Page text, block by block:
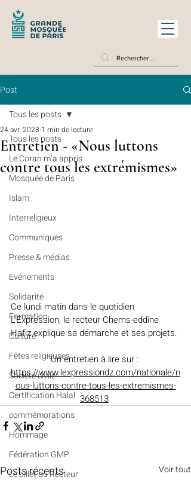
Post
Tous les posts
Le Coran m’a appris
Mosquée de Paris
Islam
Interreligieux
Communiqués
Presse & médias
Evénements
Solidarité
Formation
Culture
Fêtes religieuses
Société civile
Certification Halal
commémorations
Hommage
Fédération GMP
Le billet du Recteur
Tous les posts
Entretien - «Nous luttons
contre tous les extrémismes»
24 avr. 2023 1 min de lecture
Ce lundi matin dans le quotidien
L'Expression, le recteur Chems-eddine
Hafiz explique sa démarche et ses projets.
Un entretien à lire sur :
https://www.lexpressiondz.com/nationale/n
ous-luttons-contre-tous-les-extremismes-
368513
Posts récents Voir tout